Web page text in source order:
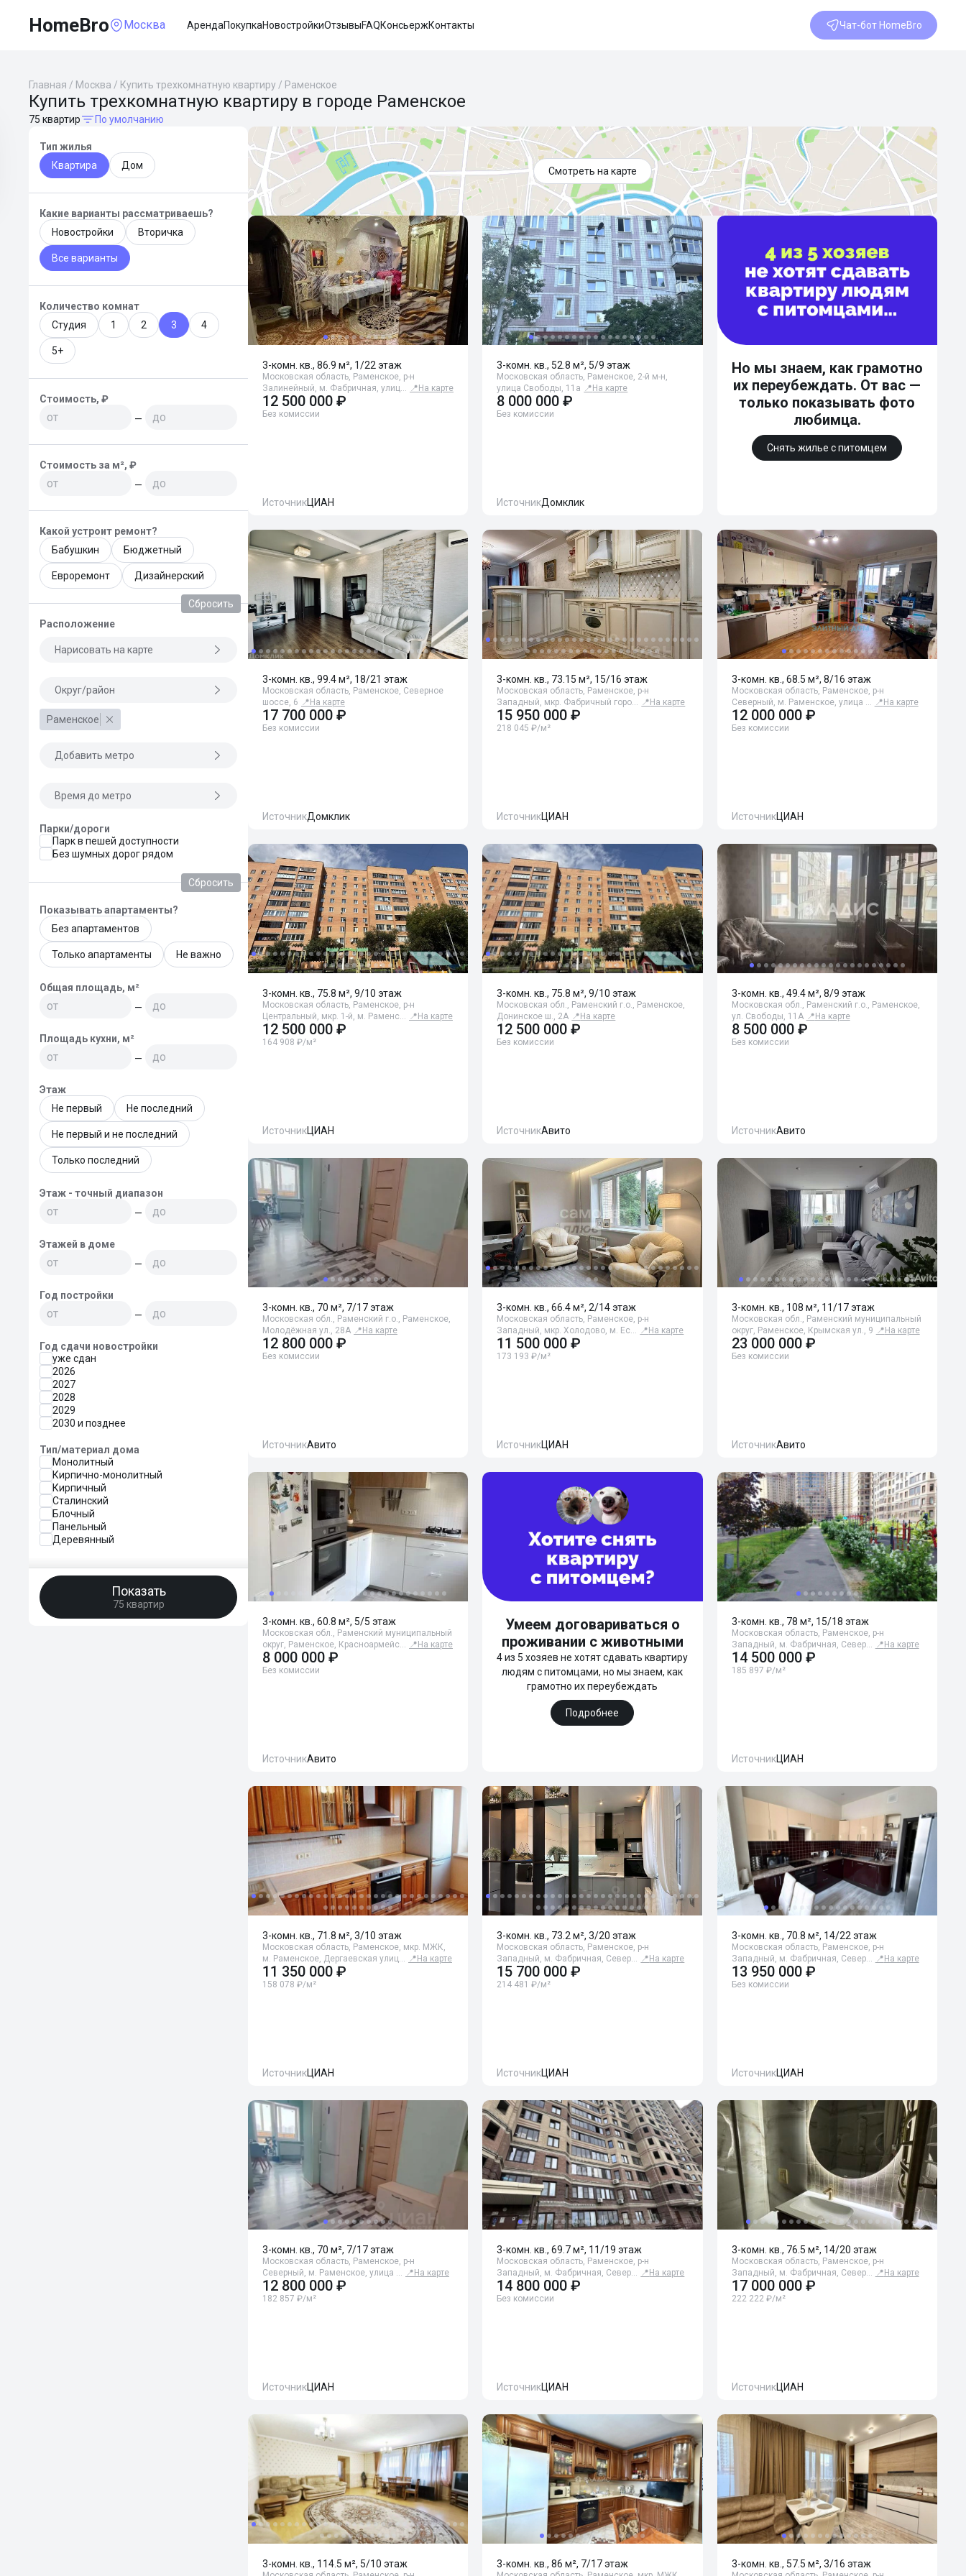
HomeBro Москва АрендаПокупкаНовостройкиОтзывыFAQКонсьержКонтакты Чат-бот HomeBro
Главная / Москва / Купить трехкомнатную квартиру / Раменское
Купить трехкомнатную квартиру в городе Раменское
75 квартир По умолчанию
Тип жилья
Квартира
Дом
Какие варианты рассматриваешь?
Новостройки
Вторичка
Все варианты
Количество комнат
Студия
1 2 3 4
5+
Стоимость, ₽
—
Стоимость за м², ₽
—
Какой устроит ремонт?
Бабушкин
Бюджетный
Евроремонт Дизайнерский
Сбросить
Расположение
Нарисовать на карте
Округ/район
Раменское
Добавить метро
Время до метро
Парки/дороги
Парк в пешей доступности
Без шумных дорог рядом
Сбросить
Показывать апартаменты?
Без апартаментов
Только апартаменты Не важно
Общая площадь, м²
—
Площадь кухни, м²
—
Этаж
Не первый
Не последний
Не первый и не последний
Только последний
Этаж - точный диапазон
—
Этажей в доме
—
Год постройки
—
Год сдачи новостройки
уже сдан
2026
2027
2028
2029
2030 и позднее
Тип/материал дома
Монолитный
Кирпично-монолитный
Кирпичный
Сталинский
Блочный
Панельный
Деревянный
Показать
75 квартир
Смотреть на карте
3-комн. кв., 86.9 м², 1/22 этаж
Московская область, Раменское, р-н
Залинейный, м. Фабричная, улиц… 📍 На карте
12 500 000 ₽
Без комиссии
ИсточникЦИАН
3-комн. кв., 52.8 м², 5/9 этаж
Московская область, Раменское, 2-й м-н,
улица Свободы, 11а 📍 На карте
8 000 000 ₽
Без комиссии
ИсточникДомклик
Но мы знаем, как грамотно
их переубеждать. От вас —
только показывать фото
любимца.
Снять жилье с питомцем
3-комн. кв., 99.4 м², 18/21 этаж
Московская область, Раменское, Северное
шоссе, 6 📍 На карте
17 700 000 ₽
Без комиссии
ИсточникДомклик
3-комн. кв., 73.15 м², 15/16 этаж
Московская область, Раменское, р-н
Западный, мкр. Фабричный горо… 📍 На карте
15 950 000 ₽
218 045 ₽/м²
ИсточникЦИАН
3-комн. кв., 68.5 м², 8/16 этаж
Московская область, Раменское, р-н
Северный, м. Раменское, улица … 📍 На карте
12 000 000 ₽
Без комиссии
ИсточникЦИАН
3-комн. кв., 75.8 м², 9/10 этаж
Московская область, Раменское, р-н
Центральный, мкр. 1-й, м. Раменс… 📍 На карте
12 500 000 ₽
164 908 ₽/м²
ИсточникЦИАН
3-комн. кв., 75.8 м², 9/10 этаж
Московская обл., Раменский г.о., Раменское,
Донинское ш., 2А 📍 На карте
12 500 000 ₽
Без комиссии
ИсточникАвито
3-комн. кв., 49.4 м², 8/9 этаж
Московская обл., Раменский г.о., Раменское,
ул. Свободы, 11А 📍 На карте
8 500 000 ₽
Без комиссии
ИсточникАвито
3-комн. кв., 70 м², 7/17 этаж
Московская обл., Раменский г.о., Раменское,
Молодёжная ул., 28А 📍 На карте
12 800 000 ₽
Без комиссии
ИсточникАвито
3-комн. кв., 66.4 м², 2/14 этаж
Московская область, Раменское, р-н
Западный, мкр. Холодово, м. Ес… 📍 На карте
11 500 000 ₽
173 193 ₽/м²
ИсточникЦИАН
3-комн. кв., 108 м², 11/17 этаж
Московская обл., Раменский муниципальный
округ, Раменское, Крымская ул., 9 📍 На карте
23 000 000 ₽
Без комиссии
ИсточникАвито
3-комн. кв., 60.8 м², 5/5 этаж
Московская обл., Раменский муниципальный
округ, Раменское, Красноармейс… 📍 На карте
8 000 000 ₽
Без комиссии
ИсточникАвито
Умеем договариваться о
проживании с животными
4 из 5 хозяев не хотят сдавать квартиру
людям с питомцами, но мы знаем, как
грамотно их переубеждать
Подробнее
3-комн. кв., 78 м², 15/18 этаж
Московская область, Раменское, р-н
Западный, м. Фабричная, Север… 📍 На карте
14 500 000 ₽
185 897 ₽/м²
ИсточникЦИАН
3-комн. кв., 71.8 м², 3/10 этаж
Московская область, Раменское, мкр. МЖК,
м. Раменское, Дергаевская улиц… 📍 На карте
11 350 000 ₽
158 078 ₽/м²
ИсточникЦИАН
3-комн. кв., 73.2 м², 3/20 этаж
Московская область, Раменское, р-н
Западный, м. Фабричная, Север… 📍 На карте
15 700 000 ₽
214 481 ₽/м²
ИсточникЦИАН
3-комн. кв., 70.8 м², 14/22 этаж
Московская область, Раменское, р-н
Западный, м. Фабричная, Север… 📍 На карте
13 950 000 ₽
Без комиссии
ИсточникЦИАН
3-комн. кв., 70 м², 7/17 этаж
Московская область, Раменское, р-н
Северный, м. Раменское, улица … 📍 На карте
12 800 000 ₽
182 857 ₽/м²
ИсточникЦИАН
3-комн. кв., 69.7 м², 11/19 этаж
Московская область, Раменское, р-н
Западный, м. Фабричная, Север… 📍 На карте
14 800 000 ₽
Без комиссии
ИсточникЦИАН
3-комн. кв., 76.5 м², 14/20 этаж
Московская область, Раменское, р-н
Западный, м. Фабричная, Север… 📍 На карте
17 000 000 ₽
222 222 ₽/м²
ИсточникЦИАН
3-комн. кв., 114.5 м², 5/10 этаж 3-комн. кв., 86 м², 7/17 этаж 3-комн. кв., 57.5 м², 3/16 этаж